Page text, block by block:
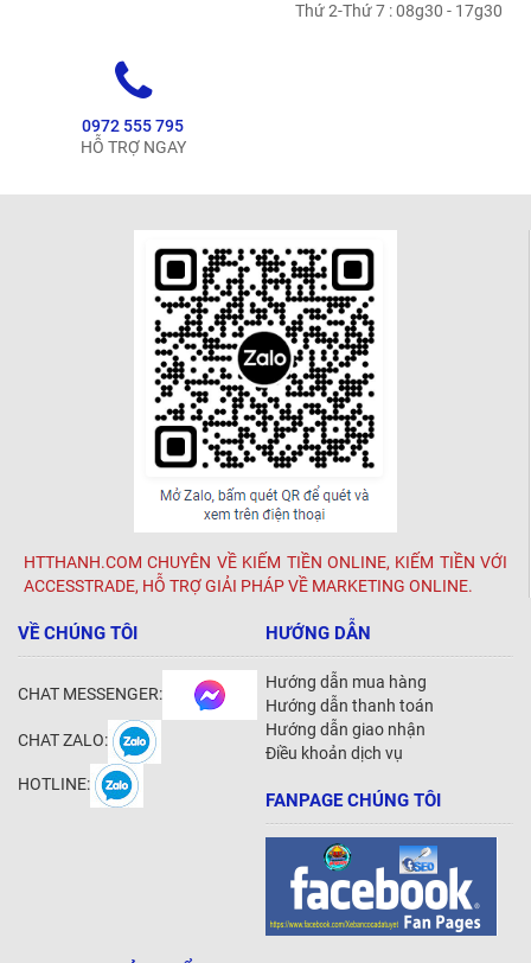
Thứ 2-Thứ 7 : 08g30 - 17g30
0972 555 795
HỖ TRỢ NGAY
HTTHANH.COM CHUYÊN VỀ KIẾM TIỀN ONLINE, KIẾM TIỀN VỚI
ACCESSTRADE, HỖ TRỢ GIẢI PHÁP VỀ MARKETING ONLINE.
VỀ CHÚNG TÔI
CHAT MESSENGER:
CHAT ZALO:
HOTLINE:
HƯỚNG DẪN
Hướng dẫn mua hàng
Hướng dẫn thanh toán
Hướng dẫn giao nhận
Điều khoản dịch vụ
FANPAGE CHÚNG TÔI